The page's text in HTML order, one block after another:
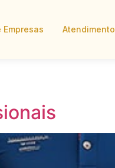
Empresas Atendimento